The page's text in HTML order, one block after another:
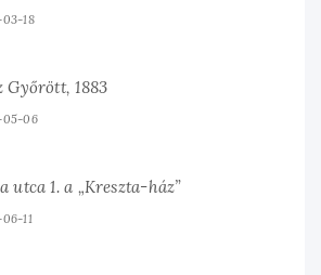
03-18
Győrött, 1883
05-06
utca 1. a „Kreszta-ház”
11